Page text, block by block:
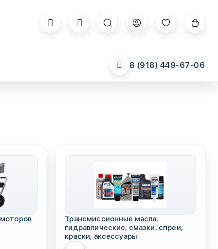
8 (918) 449-67-06
Трансмиссионные масла,
гидравлические, смазки, спреи,
краски, аксессуары